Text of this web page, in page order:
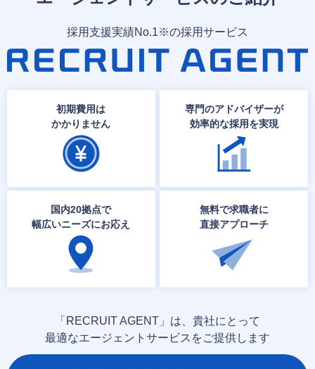
採用支援実績No.1※の採用サービス
初期費用は
かかりません
専門のアドバイザーが
効率的な採用を実現
国内20拠点で
幅広いニーズにお応え
無料で求職者に
直接アプローチ
「RECRUIT AGENT」は、貴社にとって
最適なエージェントサービスをご提供します